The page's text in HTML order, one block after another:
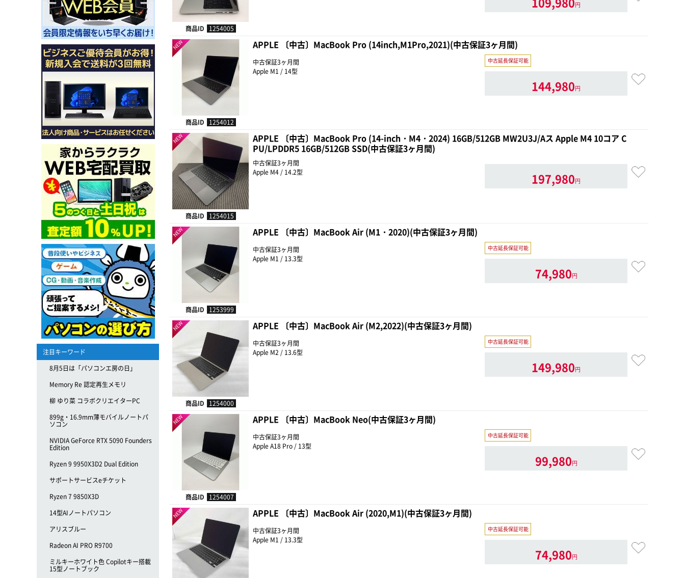
商品ID 1254005
円
NEW
商品ID 1254012
APPLE 〔中古〕MacBook Pro (14inch,M1Pro,2021)(中古保証3ヶ月間)
中古保証3ヶ月間
Apple M1 / 14型
中古延長保証可能
144,980円
NEW
商品ID 1254015
APPLE 〔中古〕MacBook Pro (14-inch・M4・2024) 16GB/512GB MW2U3J/Aス Apple M4 10コア C
PU/LPDDR5 16GB/512GB SSD(中古保証3ヶ月間)
中古保証3ヶ月間
Apple M4 / 14.2型
197,980円
NEW
商品ID 1253999
APPLE 〔中古〕MacBook Air (M1・2020)(中古保証3ヶ月間)
中古保証3ヶ月間
Apple M1 / 13.3型
中古延長保証可能
74,980円
NEW
商品ID 1254000
APPLE 〔中古〕MacBook Air (M2,2022)(中古保証3ヶ月間)
中古保証3ヶ月間
Apple M2 / 13.6型
中古延長保証可能
149,980円
NEW
商品ID 1254007
APPLE 〔中古〕MacBook Neo(中古保証3ヶ月間)
中古保証3ヶ月間
Apple A18 Pro / 13型
中古延長保証可能
99,980円
NEW APPLE 〔中古〕MacBook Air (2020,M1)(中古保証3ヶ月間)
中古保証3ヶ月間
Apple M1 / 13.3型
中古延長保証可能
74,980円
注目キーワード
8月5日は「パソコンエ房の日」
Memory Re 認定再生メモリ
柳 ゆり菜 コラボクリエイターPC
899g・16.9mm薄モバイルノートパ
ソコン
NVIDIA GeForce RTX 5090 Founders
Edition
Ryzen 9 9950X3D2 Dual Edition
サポートサービスeチケット
Ryzen 7 9850X3D
14型AIノートパソコン
アリスブルー
Radeon AI PRO R9700
ミルキーホワイト色 Copilotキー搭載
15型ノートブック